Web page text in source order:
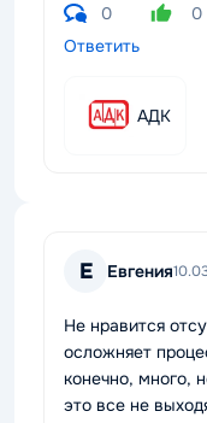
0 0
Ответить
АДК
Е Евгения
Не нравится
осложняет
конечно, много,
это все не